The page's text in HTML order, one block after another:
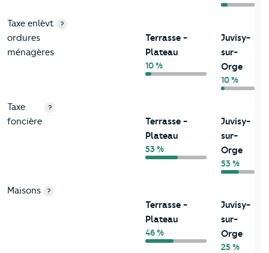
Taxe enlèvt
ordures
ménagères
?
Terrasse -
Plateau
10 %
Juvisy-
sur-
Orge
10 %
Taxe
foncière
?
Terrasse -
Plateau
53 %
Juvisy-
sur-
Orge
53 %
Maisons ?
Terrasse -
Plateau
46 %
Juvisy-
sur-
Orge
25 %